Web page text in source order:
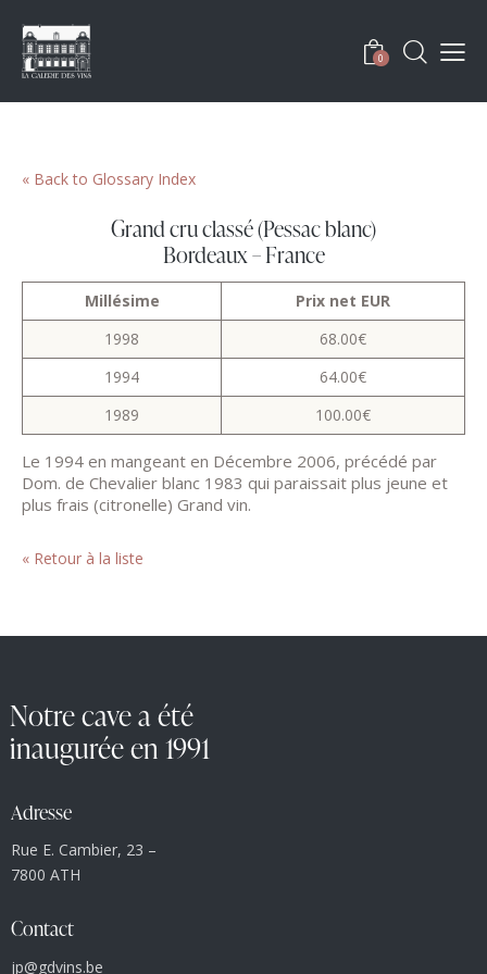
0
« Back to Glossary Index
Grand cru classé (Pessac blanc)
Bordeaux – France
Millésime
Prix net EUR
1998
68.00€
1994
64.00€
1989
100.00€
Le 1994 en mangeant en Décembre 2006, précédé par
Dom. de Chevalier blanc 1983 qui paraissait plus jeune et
plus frais (citronelle) Grand vin.
« Retour à la liste
Notre cave a été
inaugurée en 1991
Adresse
Rue E. Cambier, 23 –
7800 ATH
Contact
jp@gdvins.be